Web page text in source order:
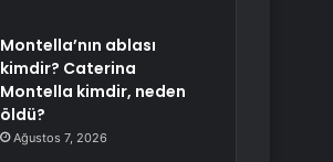
Montella’nın ablası
kimdir? Caterina
Montella kimdir, neden
öldü?
Ağustos 7, 2026